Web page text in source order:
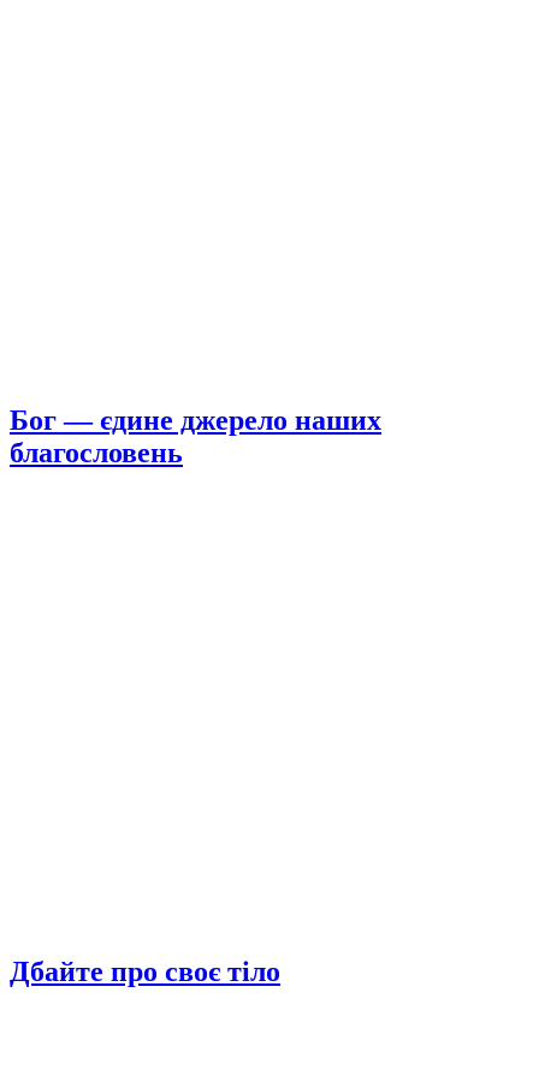
Бог — єдине джерело наших
благословень
Дбайте про своє тіло